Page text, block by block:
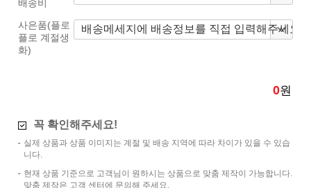
배송비
사은품(플로
플로 계절생
화)
0원
꼭 확인해주세요!
실제 상품과 상품 이미지는 계절 및 배송 지역에 따라 차이가 있을 수 있습
니다.
현재 상품 기준으로 고객님이 원하시는 상품으로 맞춤 제작이 가능합니다.
맞춤 제작은 고객 센터에 문의해 주세요.